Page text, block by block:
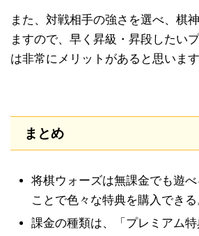
また、対戦相手の強さを選べ、棋
ますので、早く昇級・昇段したい
は非常にメリットがあると思います
まとめ
将棋ウォーズは無課金でも遊
ことで色々な特典を購入できる
課金の種類は、「プレミアム